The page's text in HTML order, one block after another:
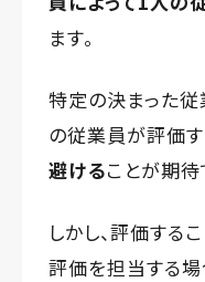
ます。
特定の決まった従
の従業員が評価す
避けることが期待
しかし、評価する
評価を担当する